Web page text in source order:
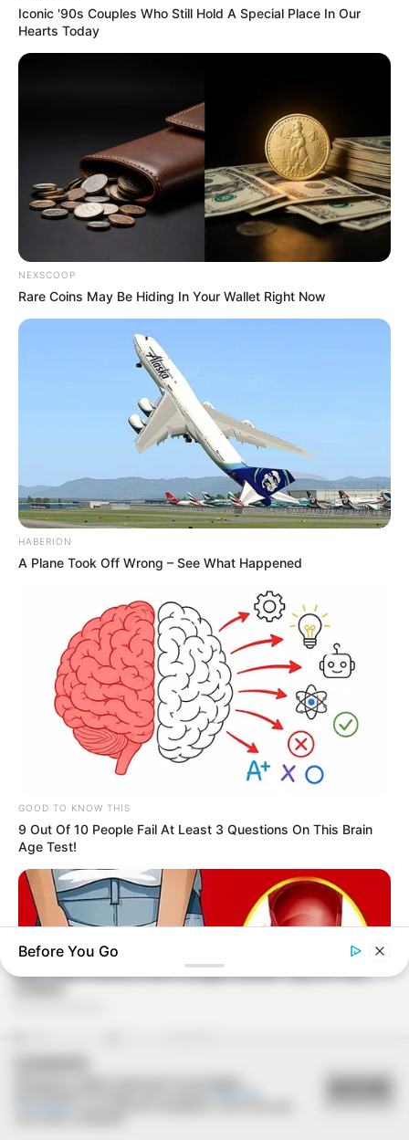
Iconic '90s Couples Who Still Hold A Special Place In Our
Hearts Today
NEXSCOOP
Rare Coins May Be Hiding In Your Wallet Right Now
HABERION
A Plane Took Off Wrong – See What Happened
GOOD TO KNOW THIS
9 Out Of 10 People Fail At Least 3 Questions On This Brain
Age Test!
Hemorrhoids Gone In 24 Hours With This Secret Method
Before You Go